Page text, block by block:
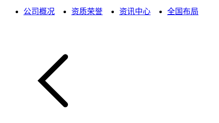
公司概况 资质荣誉 资讯中心 全国布局